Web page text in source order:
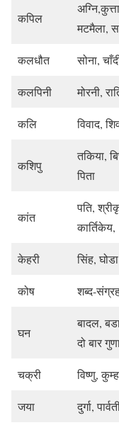
कपिल
मटमैला,
कलधौत सोना,
कलपिनी मोरनी,
कलि विवाद,
कशिपु
तकिया,
पिता
कांत
पति,
कार्तिकेय,
केहरी सिंह, घोडा
कोष शब्द-
घन
बादल,
दो बार
चक्री विष्णु,
जया दुर्गा,